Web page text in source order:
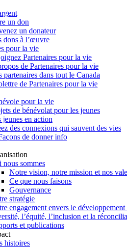
un don
un donateur
dons à l’œuvre
pour la vie
Partenaires pour la vie
de Partenaires pour la vie
partenaires dans tout le Canada
de Partenaires pour la vie
pour la vie
de bénévolat pour les jeunes
jeunes en action
des connexions qui sauvent des vies
de donner info
nous sommes
Notre vision, notre mission et nos
Ce que nous faisons
Gouvernance
stratégie
engagement envers le
l’équité, l’inclusion et la
et publications
histoires